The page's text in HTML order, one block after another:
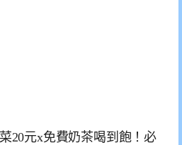
20元x免費奶茶喝到飽！必